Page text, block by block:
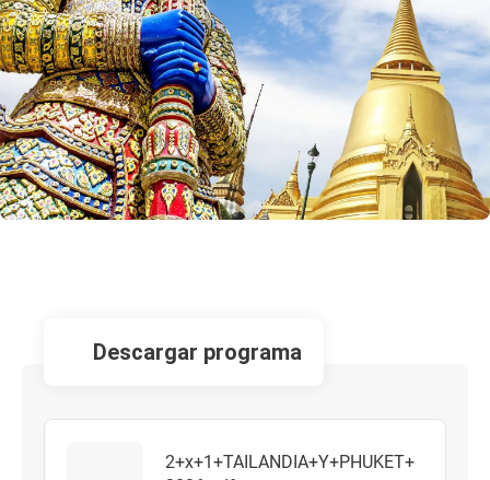
descargar programa
2+x+1+TAILANDIA+Y+PHUKET+